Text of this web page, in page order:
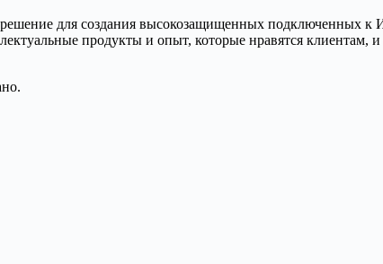
для создания высокозащищенных подключенных к
продукты и опыт, которые нравятся